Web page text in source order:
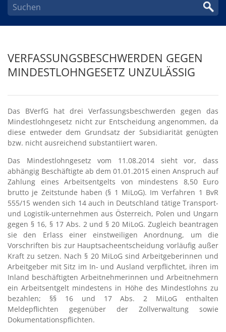
VERFASSUNGSBESCHWERDEN GEGEN
MINDESTLOHNGESETZ UNZULÄSSIG
Das BVerfG hat drei Verfassungsbeschwerden gegen das
Mindestlohngesetz nicht zur Entscheidung angenommen, da
diese entweder dem Grundsatz der Subsidiarität genügten
bzw. nicht ausreichend substantiiert waren.
Das Mindestlohngesetz vom 11.08.2014 sieht vor, dass
abhängig Beschäftigte ab dem 01.01.2015 einen Anspruch auf
Zahlung eines Arbeitsentgelts von mindestens 8,50 Euro
brutto je Zeitstunde haben (§ 1 MiLoG). Im Verfahren 1 BvR
555/15 wenden sich 14 auch in Deutschland tätige Transport-
und Logistik-unternehmen aus Österreich, Polen und Ungarn
gegen § 16, § 17 Abs. 2 und § 20 MiLoG. Zugleich beantragen
sie den Erlass einer einstweiligen Anordnung, um die
Vorschriften bis zur Hauptsacheentscheidung vorläufig außer
Kraft zu setzen. Nach § 20 MiLoG sind Arbeitgeberinnen und
Arbeitgeber mit Sitz im In- und Ausland verpflichtet, ihren im
Inland beschäftigten Arbeitnehmerinnen und Arbeitnehmern
ein Arbeitsentgelt mindestens in Höhe des Mindestlohns zu
bezahlen; §§ 16 und 17 Abs. 2 MiLoG enthalten
Meldepflichten gegenüber der Zollverwaltung sowie
Dokumentationspflichten.